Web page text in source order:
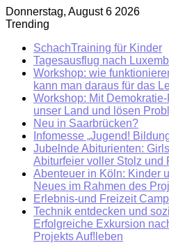
Donnerstag, August 6 2026
Trending
SchachTraining für Kinder
Tagesausflug nach
Workshop: wie
kann man daraus für das
Workshop: Mit
unser Land und lösen
Neu in Saarbrücken?
Infomesse „Jugend!
Jubelnde Abiturienten:
Abiturfeier voller Stolz und
Abenteuer in Köln: Kinder
Neues im Rahmen des
Erlebnis-und Freizeit Camp
Technik entdecken und
Erfolgreiche Exkursion
Projekts Auf!leben